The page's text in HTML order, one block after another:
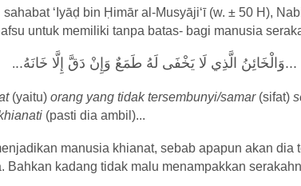
‘Iyāḍ bin Ḥ imār al-Musyāji‘ī(w. ± 50 H),
untuk memiliki tanpa batas- bagi manusia
...وَالْخَائِنُ ‌الَّذِي ‌لَا ‌يَخْفَى لَهُ طَمَعٌ وَإِنْ دَقَّ إِلَّا خَانَهُ...
(yaitu) orang yang tidak tersembunyi/samar (sifat)
(pasti dia ambil)...
manusia khianat, sebab apapun akan dia
Bahkan kadang tidak malu menampakkan